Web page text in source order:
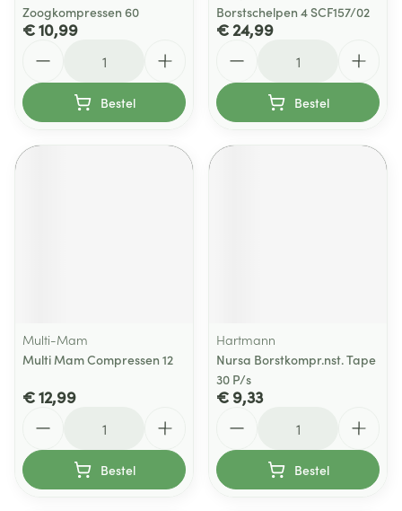
Zoogkompressen 60
€ 10,99
Bestel
Borstschelpen 4 SCF157/02
€ 24,99
Bestel
Multi-Mam
Multi Mam Compressen 12
€ 12,99
Bestel
Hartmann
Nursa Borstkompr.nst. Tape
30 P/s
€ 9,33
Bestel